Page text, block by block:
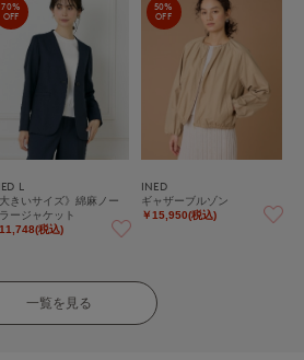
70%
OFF
L
大きいサイズ》綿麻ノー
ージャケット
税込)
50%
OFF
INED
ギャザーブルゾン
￥15,950(税込)
一覧を見る